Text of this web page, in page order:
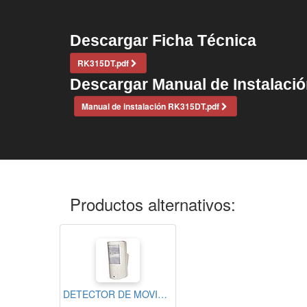
Descargar Ficha Técnica
RK315DT.pdf
Descargar Manual de
Manual de instalación RK315DT.pdf
Productos alternativos:
DETECTOR DE MOVIMIENTO RISCO PARA EXTERIORES BEYOND DOBLE TECNOLOGIA 12m BANDA K